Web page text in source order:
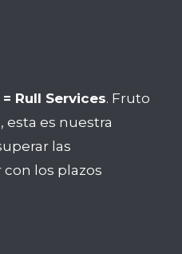
Rull Services. Fruto
esta es nuestra
las
los plazos